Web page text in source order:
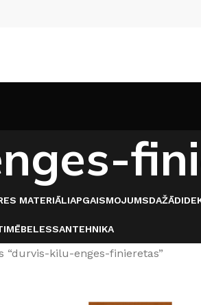
MATERIĀLIAPGAISMOJUMSDAŽĀDI
MĒBELESSANTEHNIKA
“durvis-kilu-enges-finieretas”